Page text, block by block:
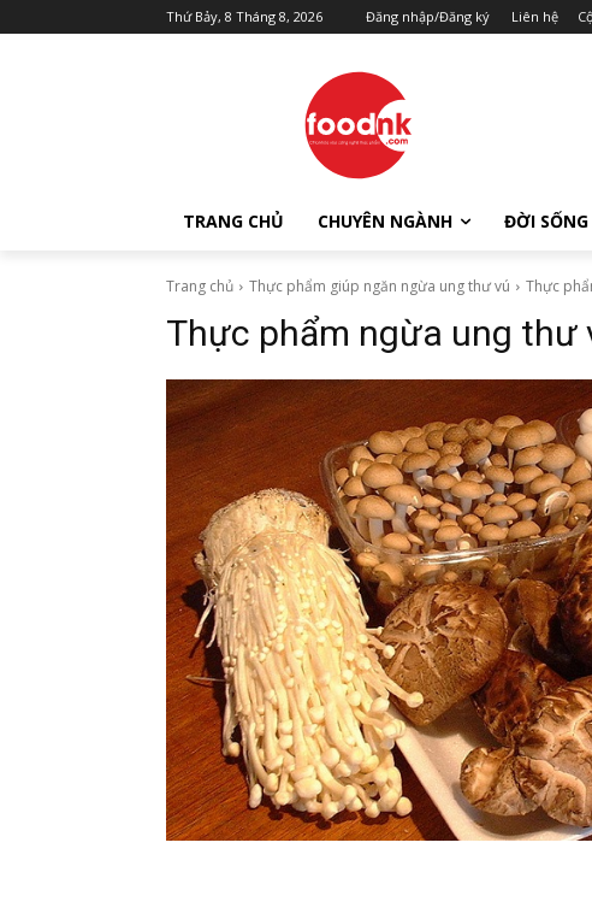
Thứ Bảy, 8 Tháng 8, 2026 Đăng nhập/Đăng ký Liên hệ
TRANG CHỦ CHUYÊN NGÀNH ĐỜI SỐNG
Trang chủ Thực phẩm giúp ngăn ngừa ung thư vú Thực
Thực phẩm ngừa ung thư